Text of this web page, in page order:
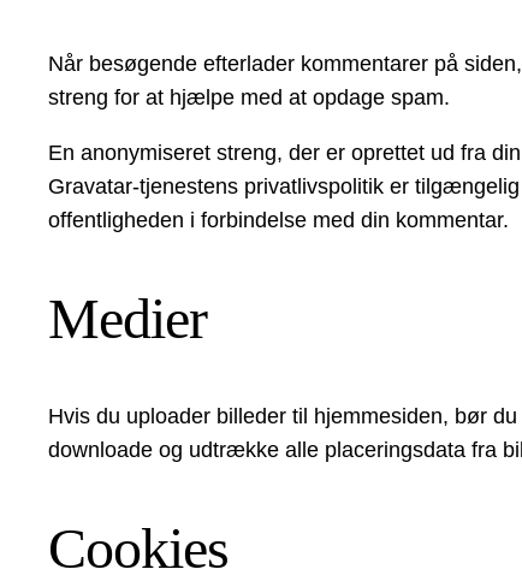
Når besøgende efterlader kommentarer på
streng for at hjælpe med at opdage spam.
En anonymiseret streng, der er oprettet ud fra
Gravatar-tjenestens privatlivspolitik er
offentligheden i forbindelse med din kommentar.
Medier
Hvis du uploader billeder til hjemmesiden, bør
downloade og udtrække alle placeringsdata fra
Cookies